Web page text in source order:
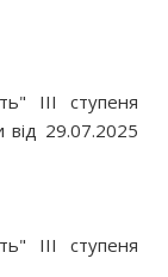
III ступеня
від 29.07.2025
III ступеня